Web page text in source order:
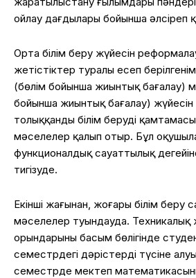
ойлау дағдылары бойынша әлсіреп
Орта білім беру жүйесін
жетістіктер туралы есеп
(бөлім бойынша жиынтық бағалау)
бойынша жиынтық бағалау) жүйесін
толыққанды білім беруді
мәселелер қалып отыр. Бұл
функционалдық сауаттылық
тигізуде.
Екінші жағынан, жоғары білім беру
мәселелер туындауда. Техникалық
орындарының басым бөлігінде
семестрдегі дәрістерді түсіне
семестрде мектеп